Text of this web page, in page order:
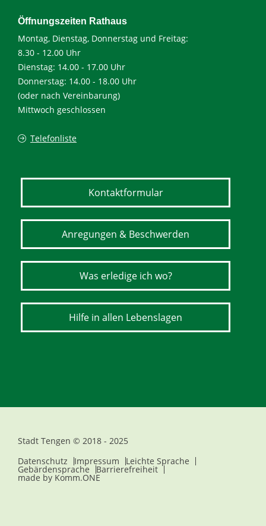
Öffnungszeiten Rathaus
Montag, Dienstag, Donnerstag und Freitag:
8.30 - 12.00 Uhr
Dienstag: 14.00 - 17.00 Uhr
Donnerstag: 14.00 - 18.00 Uhr
(oder nach Vereinbarung)
Mittwoch geschlossen
Telefonliste
Kontaktformular
Anregungen & Beschwerden
Was erledige ich wo?
Hilfe in allen Lebenslagen
Stadt Tengen © 2018 - 2025
Datenschutz
Impressum Leichte Sprache
Gebärdensprache Barrierefreiheit
made by Komm.ONE